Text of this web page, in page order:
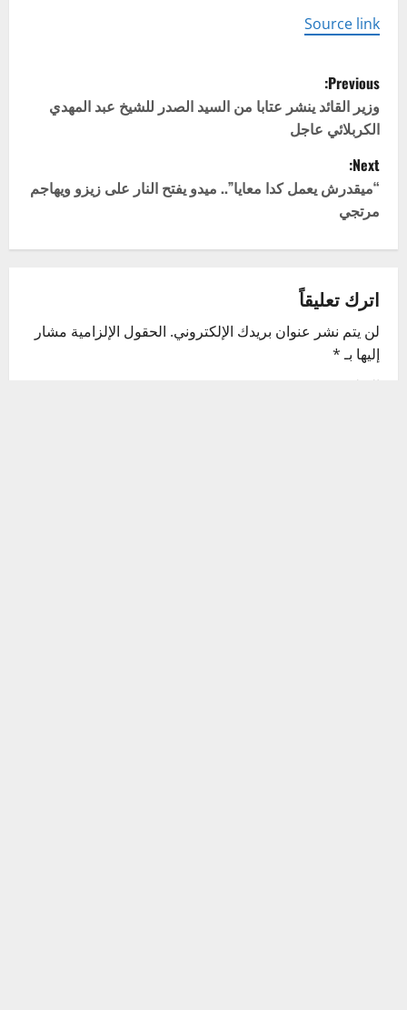
Source link
P
o
s
t
n
v
i
g
Previous:
وزير القائد ينشر عتابا من السيد الصدر للشيخ عبد المهدي
الكربلائي عاجل
Next:
“ميقدرش يعمل كدا معايا”.. ميدو يفتح النار على زيزو ويهاجم
مرتجي
اترك تعليقاً
لن يتم نشر عنوان بريدك الإلكتروني. الحقول الإلزامية مشار
إليها بـ*
التعليق